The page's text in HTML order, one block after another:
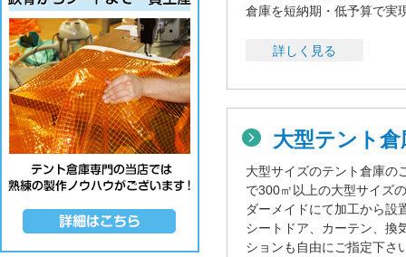
倉庫を短納期・低予算で実
詳しく見る
大型テント
大型サイズのテント倉庫の
で300㎡以上の大型サイズ
ダーメイドにて加工から設
シートドア、カーテン、換
ションも自由にご指定下さ